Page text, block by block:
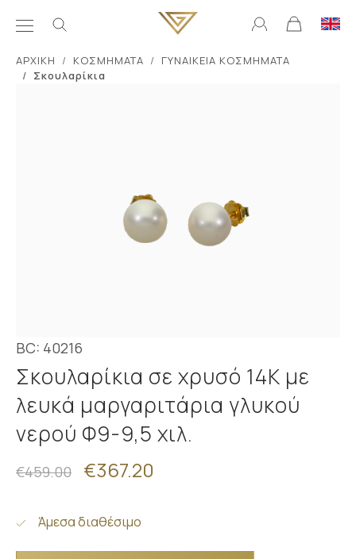
ΑΡΧΙΚΗ ΚΟΣΜΗΜΑΤΑ
ΓΥΝΑΙΚΕΙΑ ΚΟΣΜΗΜΑΤΑ
Σκουλαρίκια
BC: 40216
Σκουλαρίκια σε χρυσό 14Κ με
λευκά μαργαριτάρια γλυκού
νερού Φ9-9,5 χιλ.
€459.00 €367.20
Άμεσα διαθέσιμο